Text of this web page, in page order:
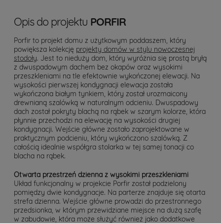
Opis do projektu PORFIR
Porfir to projekt domu z użytkowym poddaszem, który
powiększa kolekcję projekty domów w stylu nowoczesnej
stodoły. Jest to nieduży dom, który wyróżnia się prostą bryłą
z dwuspadowym dachem bez okapów oraz wysokimi
przeszkleniami na tle efektownie wykończonej elewacji. Na
wysokości pierwszej kondygnacji elewacja została
wykończona białym tynkiem, który został urozmaicony
drewnianą szalówką w naturalnym odcieniu. Dwuspadowy
dach został pokryty blachą na rąbek w szarym kolorze, która
płynnie przechodzi na elewację na wysokości drugiej
kondygnacji. Wejście główne zostało zaprojektowane w
praktycznym podcieniu, który wykończono szalówką. Z
całością idealnie współgra stolarka w tej samej tonacji co
blacha na rąbek.
Otwarta przestrzeń dzienna z wysokimi przeszkleniami
Układ funkcjonalny w projekcie Porfir został podzielony
pomiędzy dwie kondygnacje. Na parterze znajduje się otarta
strefa dzienna. Wejście główne prowadzi do przestronnego
przedsionka, w którym przewidziane miejsce na dużą szafę
w zabudowie, która może służyć również jako dodatkowe